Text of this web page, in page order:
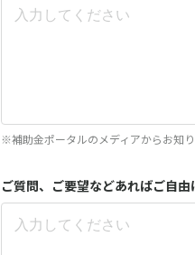
※補助金ポータルのメディアからお知
ご質問、ご要望などあればご自